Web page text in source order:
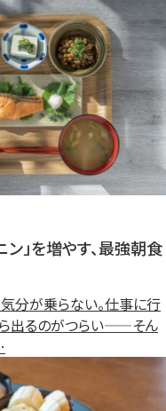
」を増やす、最強朝食
分が乗らない。仕事に行
ら出るのがつらい——そん